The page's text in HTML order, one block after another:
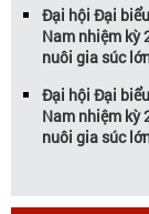
Đại hội Đại
Nam nhiệm kỳ
nuôi gia súc
Đại hội Đại
Nam nhiệm kỳ
nuôi gia súc